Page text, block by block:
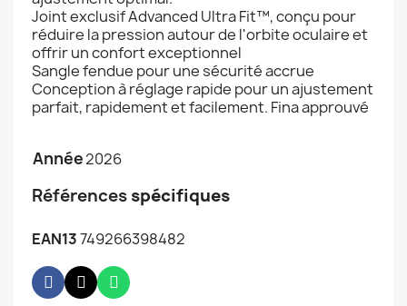
Joint exclusif Advanced Ultra Fit™, conçu pour
réduire la pression autour de l'orbite oculaire et
offrir un confort exceptionnel
Sangle fendue pour une sécurité accrue
Conception à réglage rapide pour un ajustement
parfait, rapidement et facilement. Fina approuvé
Année2026
Références spécifiques
EAN13749266398482